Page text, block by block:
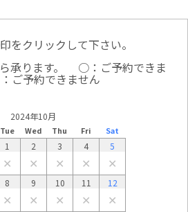
をクリックして下さい。
承ります。
○：ご予約できま
ご予約できません
2024年10月
Tue Wed Thu Fri Sat
1
✕
2
✕
3
✕
4
✕
5
✕
8
✕
9
✕
10
✕
11
✕
12
✕